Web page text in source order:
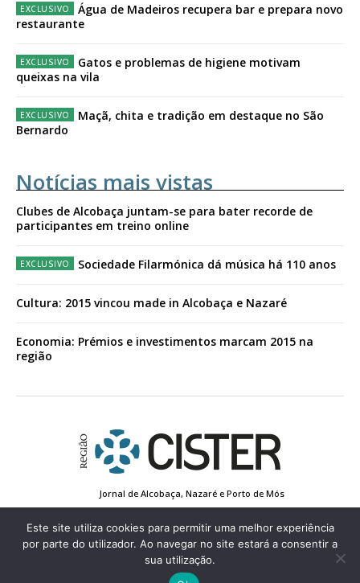
Água de Madeiros recupera bar e prepara novo
restaurante
Gatos e problemas de higiene motivam
queixas na vila
Maçã, chita e tradição em destaque no São
Bernardo
Notícias mais vistas
Clubes de Alcobaça juntam-se para bater recorde de
participantes em treino online
Sociedade Filarmónica dá música há 110 anos
Cultura: 2015 vincou made in Alcobaça e Nazaré
Economia: Prémios e investimentos marcam 2015 na
região
Jornal de Alcobaça, Nazaré e Porto de Mós
Estatuto Editorial
Contactos
Política de Privacidade
Conta de Registo
Edição Impressa
© 2022 Região de Cister - Todos os direitos reservados.
Este site utiliza cookies para permitir uma melhor experiência
por parte do utilizador. Ao navegar no site estará a consentir a
sua utilização.